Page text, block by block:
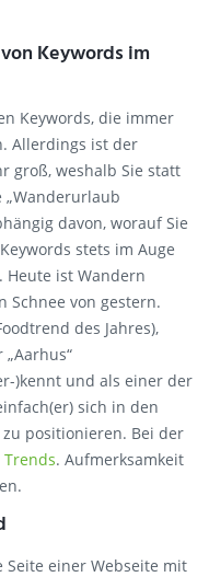
Keywords im
Keywords, die immer
Allerdings ist der
groß, weshalb Sie statt
„Wanderurlaub
davon, worauf Sie
stets im Auge
Heute ist Wandern
Schnee von gestern.
des Jahres),
„Aarhus“
)kennt und als einer der
sich in den
positionieren. Bei der
Trends. Aufmerksamkeit
einer Webseite mit